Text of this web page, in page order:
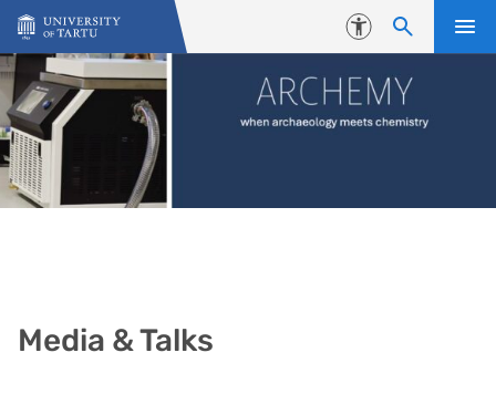
Skip to content
Accessibility
Media & Talks